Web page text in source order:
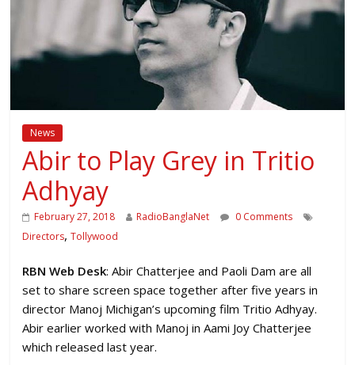
News
Abir to Play Grey in Tritio
Adhyay
February 27, 2018 RadioBanglaNet
0 Comments
Directors,Tollywood
RBN Web Desk: Abir Chatterjee and Paoli Dam are all
set to share screen space together after five years in
director Manoj Michigan’s upcoming film Tritio Adhyay.
Abir earlier worked with Manoj in Aami Joy Chatterjee
which released last year.